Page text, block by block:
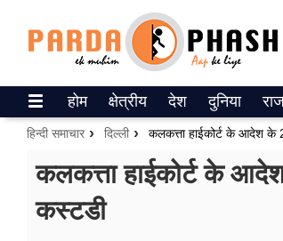
ePaper
उत्तर प्रदेश
होम क्षेत्रीय देश दुनिया
हिन्दी समाचार दिल्ली कलकत्ता हाईकोर्ट के आदेश के
कलकत्ता हाईकोर्ट के
कस्टडी